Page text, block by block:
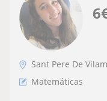
6
Sant Pere De
Matemáticas